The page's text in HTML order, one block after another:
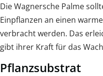
Die Wagnersche Palme
Einpflanzen an einen
verbracht werden. Das
gibt ihrer Kraft für das
Pflanzsubstrat